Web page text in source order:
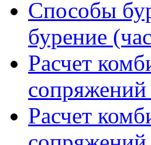
Способы
бурение
Расчет
сопряжений
Расчет